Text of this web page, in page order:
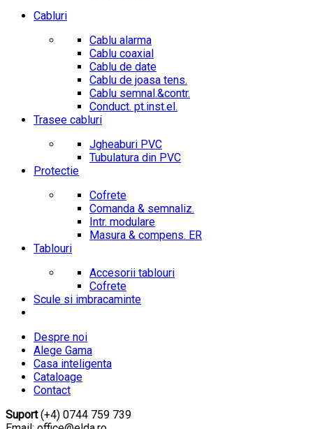
Cabluri
Cablu alarma
Cablu coaxial
Cablu de date
Cablu de joasa tens.
Cablu semnal.&contr.
Conduct. pt.inst.el.
Trasee cabluri
Jgheaburi PVC
Tubulatura din PVC
Protectie
Cofrete
Comanda & semnaliz.
Intr. modulare
Masura & compens. ER
Tablouri
Accesorii tablouri
Cofrete
Scule si imbracaminte
Despre noi
Alege Gama
Casa inteligenta
Cataloage
Contact
Suport(+4) 0744 759 739